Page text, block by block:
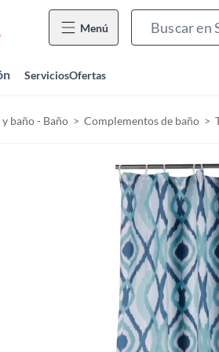
Menú
ServiciosOfertas
baño - Baño Complementos de baño